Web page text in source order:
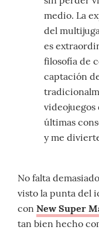
medio. La
del
es
filosofía de
captación
videojuegos
últimas
y me
No falta
visto la punta del
con New Super
tan bien hecho